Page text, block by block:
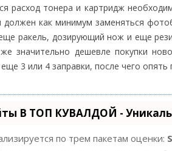
расход тонера и картридж
должен как минимум заменяться
ракель, дозирующий нож и еще
значительно дешевле покупки
3 или 4 заправки, после чего опять
В ТОП КУВАЛДОЙ -
по трем пакетам оценки: